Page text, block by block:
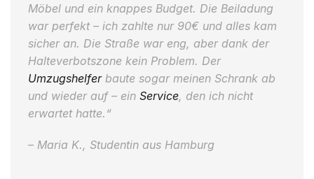
Möbel und ein knappes Budget. Die Beiladung
war perfekt – ich zahlte nur 90€ und alles kam
sicher an. Die Straße war eng, aber dank der
Halteverbotszone kein Problem. Der
Umzugshelferbaute sogar meinen Schrank ab
und wieder auf – ein Service, den ich nicht
erwartet hatte.“
– Maria K., Studentin aus Hamburg